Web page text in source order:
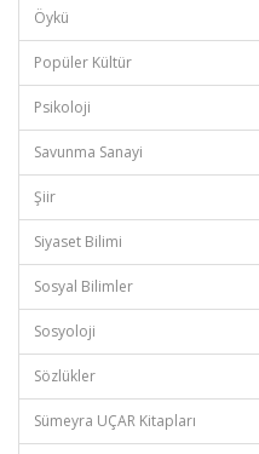
Öykü
Popüler Kültür
Psikoloji
Savunma Sanayi
Şiir
Siyaset Bilimi
Sosyal Bilimler
Sosyoloji
Sözlükler
Sümeyra UÇAR Kitapları